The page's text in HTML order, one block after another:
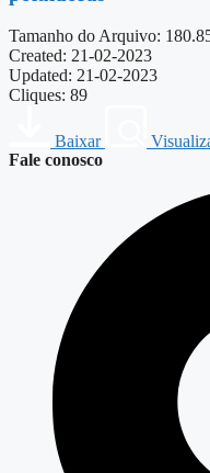
Tamanho do Arquivo:
Created: 21-02-2023
Updated: 21-02-2023
Cliques: 89
Baixar
Fale conosco